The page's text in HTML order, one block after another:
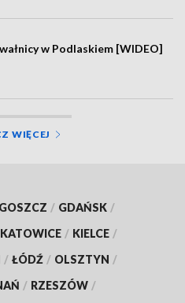
w Podlaskiem [WIDEO]
WIĘCEJ
/ GDAŃSK /
KATOWICE / KIELCE /
/ ŁÓDŹ / OLSZTYN /
/ RZESZÓW /